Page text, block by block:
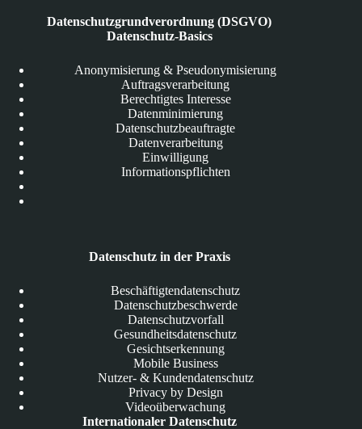
Datenschutzgrundverordnung (DSGVO)
Datenschutz-Basics
Anonymisierung & Pseudonymisierung
Auftragsverarbeitung
Berechtigtes Interesse
Datenminimierung
Datenschutzbeauftragte
Datenverarbeitung
Einwilligung
Informationspflichten
Datenschutz in der Praxis
Beschäftigtendatenschutz
Datenschutzbeschwerde
Datenschutzvorfall
Gesundheitsdatenschutz
Gesichtserkennung
Mobile Business
Nutzer- & Kundendatenschutz
Privacy by Design
Videoüberwachung
Internationaler Datenschutz